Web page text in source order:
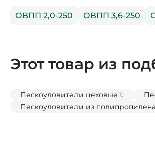
ОВПП 2,0-250 ОВПП 3,6-250
Этот товар из
Пескоуловители цеховые10
Пескоуловители из полипропилена